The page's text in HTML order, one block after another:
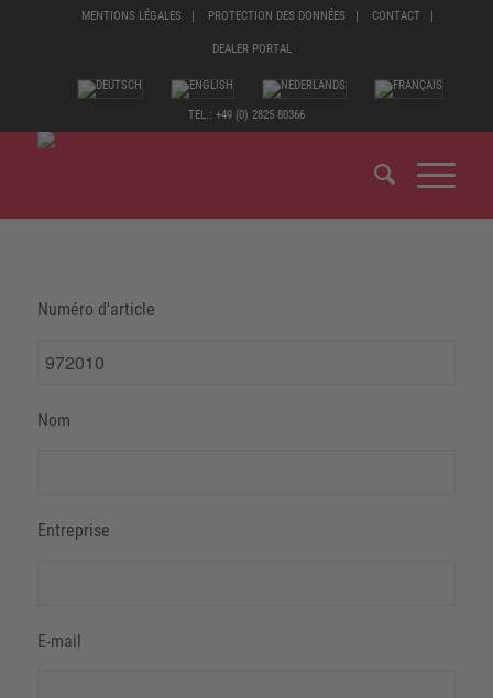
MENTIONS LÉGALES PROTECTION DES DONNÉES CONTACT
DEALER PORTAL
TEL.: +49 (0) 2825 80366
Numéro d'article
Nom
Entreprise
E-mail